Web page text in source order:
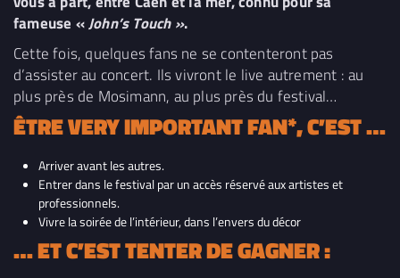
fameuse «John’s Touch ».
Cette fois, quelques fans ne se contenteront pas
d’assister au concert. Ils vivront le live autrement : au
plus près de Mosimann, au plus près du festival…
ÊTRE VERY IMPORTANT FAN*, C’EST …
Arriver avant les autres.
Entrer dans le festival par un accès réservé aux artistes et
professionnels.
Vivre la soirée de l’intérieur, dans l’envers du décor
… ET C’EST TENTER DE GAGNER :